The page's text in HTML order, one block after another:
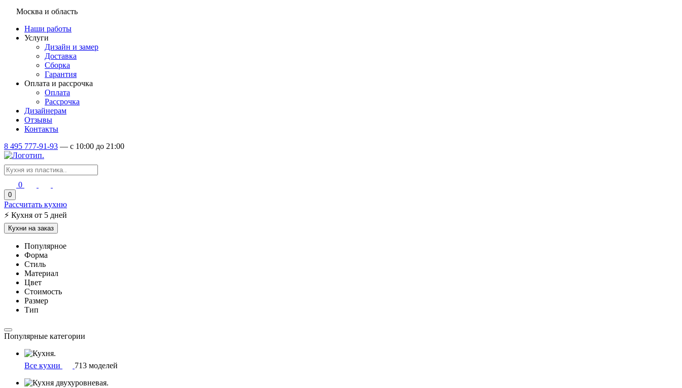
Москва и область
Наши работы
Услуги
Дизайн и замер
Доставка
Сборка
Гарантия
Оплата и рассрочка
Оплата
Рассрочка
Дизайнерам
Отзывы
Контакты
8 495 777-91-93 — c 10:00 до 21:00
0
0
Рассчитать кухню
⚡ Кухня от 5 дней
Кухни на заказ
Популярное
Форма
Стиль
Материал
Цвет
Стоимость
Размер
Тип
Популярные категории
Все кухни 713 моделей